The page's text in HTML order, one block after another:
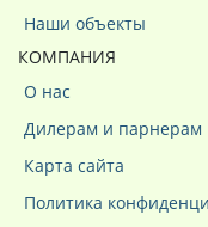
Наши объекты
КОМПАНИЯ
О нас
Дилерам и парнерам
Карта сайта
Политика